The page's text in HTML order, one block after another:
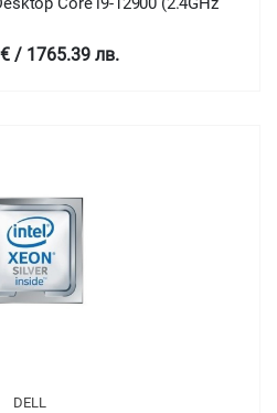
/ 1765.39 лв.
DELL